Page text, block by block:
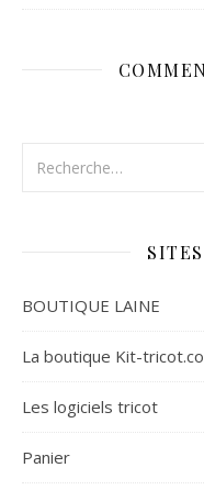
BOUTIQUE LAINE
La boutique Kit-
Les logiciels tricot
Panier